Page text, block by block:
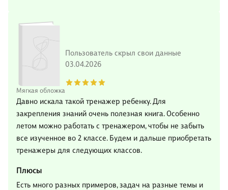
Мягкая обложка
Пользователь скрыл свои данные
03.04.2026
Давно искала такой тренажер ребенку. Для
закрепления знаний очень полезная книга. Особенно
летом можно работать с тренажером, чтобы не забыть
все изученное во 2 классе. Будем и дальше приобретать
тренажеры для следующих классов.
Плюсы
Есть много разных примеров, задач на разные темы и